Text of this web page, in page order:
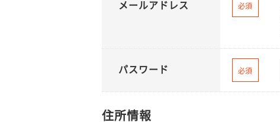
メールアドレス 必須
パスワード 必須
住所情報